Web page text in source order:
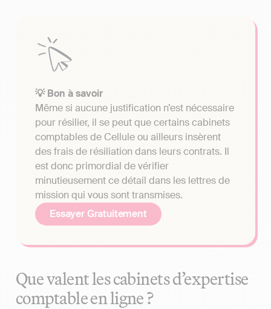
💡 Bon à savoir
Même si aucune justification n’est nécessaire
pour résilier, il se peut que certains cabinets
comptables de Cellule ou ailleurs insèrent
des frais de résiliation dans leurs contrats. Il
est donc primordial de vérifier
minutieusement ce détail dans les lettres de
mission qui vous sont transmises.
Essayer Gratuitement
Que valent les cabinets d’expertise
comptable en ligne ?